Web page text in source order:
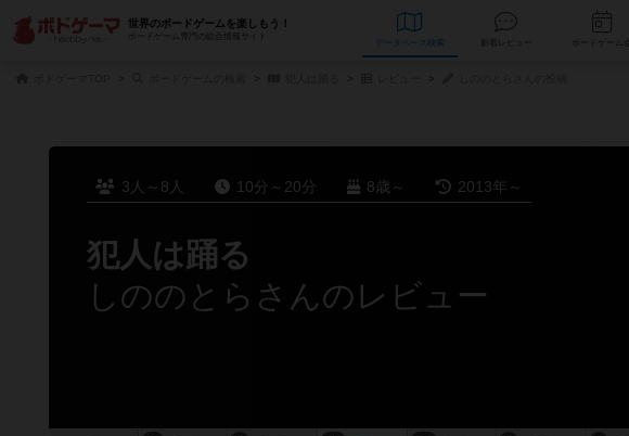
世界のボードゲームを楽しもう！
ボードゲーム専門の総合情報サイト
データベース
3人～8人 10分～20分 8歳～ 2013年～
犯人は踊る
しののとらさんのレビュー